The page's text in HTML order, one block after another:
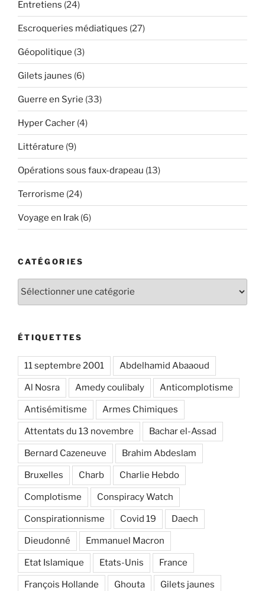
Entretiens (24)
Escroqueries médiatiques (27)
Géopolitique (3)
Gilets jaunes (6)
Guerre en Syrie (33)
Hyper Cacher (4)
Littérature (9)
Opérations sous faux-drapeau (13)
Terrorisme (24)
Voyage en Irak (6)
CATÉGORIES
Catégories
ÉTIQUETTES
11 septembre 2001 Abdelhamid Abaaoud
Al Nosra Amedy coulibaly Anticomplotisme
Antisémitisme Armes Chimiques
Attentats du 13 novembre Bachar el-Assad
Bernard Cazeneuve Brahim Abdeslam
Bruxelles Charb Charlie Hebdo
Complotisme Conspiracy Watch
Conspirationnisme Covid 19 Daech
Dieudonné Emmanuel Macron
Etat Islamique Etats-Unis France
François Hollande Ghouta Gilets jaunes